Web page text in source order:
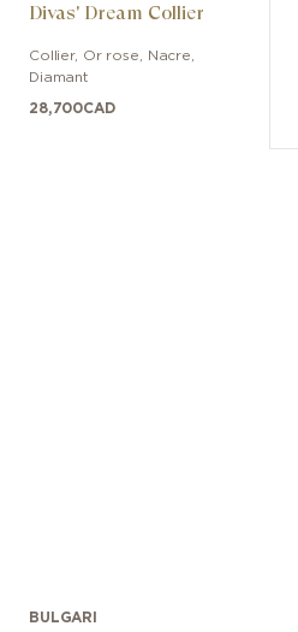
Divas' Dream Collier
Collier, Or rose
Nacre,
Diamant
28,700CAD
BULGARI